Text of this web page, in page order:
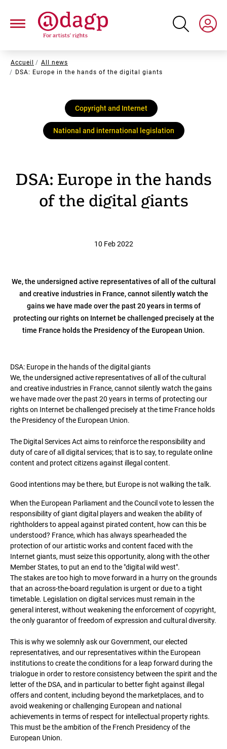
main
Breadcrumb
Accueil
All news
DSA: Europe in the hands of the digital giants
Copyright and Internet
National and international legislation
DSA: Europe in the hands
of the digital giants
10 Feb 2022
We, the undersigned active representatives of all of the cultural
and creative industries in France, cannot silently watch the
gains we have made over the past 20 years in terms of
protecting our rights on Internet be challenged precisely at the
time France holds the Presidency of the European Union.
DSA: Europe in the hands of the digital giants
We, the undersigned active representatives of all of the cultural
and creative industries in France, cannot silently watch the gains
we have made over the past 20 years in terms of protecting our
rights on Internet be challenged precisely at the time France holds
the Presidency of the European Union.
The Digital Services Act aims to reinforce the responsibility and
duty of care of all digital services; that is to say, to regulate online
content and protect citizens against illegal content.
Good intentions may be there, but Europe is not walking the talk.
When the European Parliament and the Council vote to lessen the
responsibility of giant digital players and weaken the ability of
rightholders to appeal against pirated content, how can this be
understood? France, which has always spearheaded the
protection of our artistic works and content faced with the
Internet giants, must seize this opportunity, along with the other
Member States, to put an end to the "digital wild west".
The stakes are too high to move forward in a hurry on the grounds
that an across-the-board regulation is urgent or due to a tight
timetable. Legislation on digital services must remain in the
general interest, without weakening the enforcement of copyright,
the only guarantor of freedom of expression and cultural diversity.
This is why we solemnly ask our Government, our elected
representatives, and our representatives within the European
institutions to create the conditions for a leap forward during the
trialogue in order to restore consistency between the spirit and the
letter of the DSA, and in particular to better fight against illegal
offers and content, including beyond the marketplaces, and to
avoid weakening or challenging European and national
achievements in terms of respect for intellectual property rights.
This must be the ambition of the French Presidency of the
European Union.